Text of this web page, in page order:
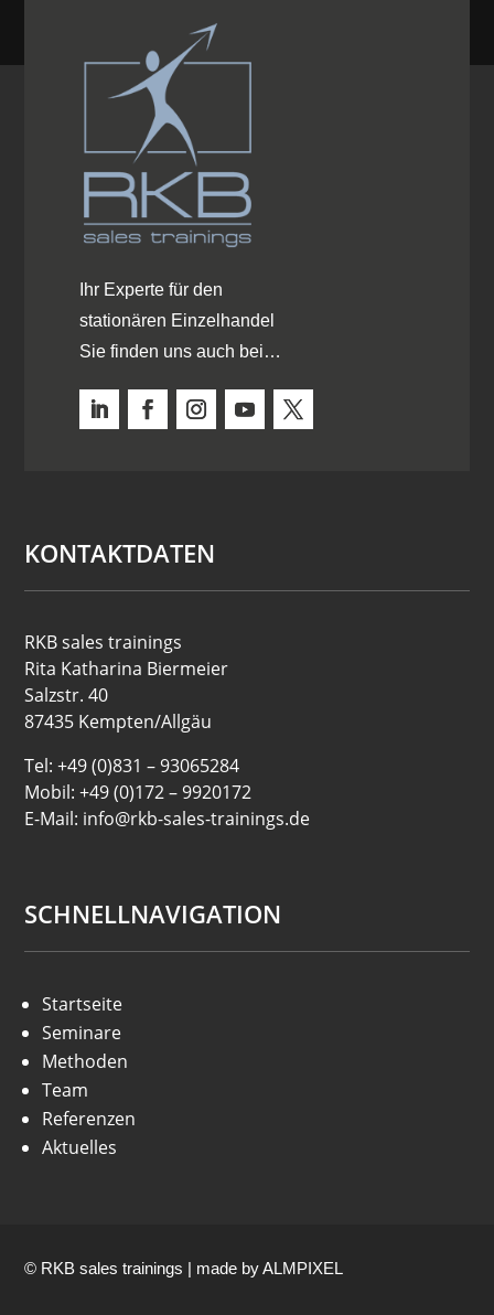
Ihr Experte für den
stationären Einzelhandel
Sie finden uns auch bei…
KONTAKTDATEN
RKB sales trainings
Rita Katharina Biermeier
Salzstr. 40
87435 Kempten/Allgäu
Tel: +49 (0)831 – 93065284
Mobil: +49 (0)172 – 9920172
E-Mail: info@rkb-sales-trainings.de
SCHNELLNAVIGATION
Startseite
Seminare
Methoden
Team
Referenzen
Aktuelles
© RKB sales trainings | made byALMPIXEL